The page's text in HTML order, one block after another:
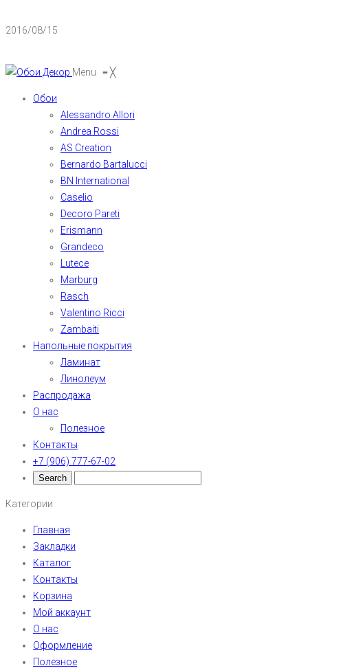
2016/08/15
Menu ≡╳
Обои
Alessandro Allori
Andrea Rossi
AS Creation
Bernardo Bartalucci
BN International
Caselio
Decoro Pareti
Erismann
Grandeco
Lutece
Marburg
Rasch
Valentino Ricci
Zambaiti
Напольные покрытия
Ламинат
Линолеум
Распродажа
О нас
Полезное
Контакты
+7 (906) 777-67-02
Категории
Главная
Закладки
Каталог
Контакты
Корзина
Мой аккаунт
О нас
Оформление
Полезное